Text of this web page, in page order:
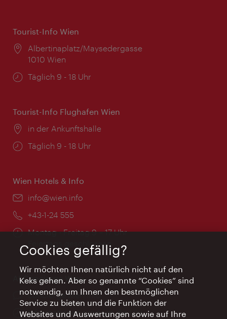
Tourist-Info Wien
Ort:
Albertinaplatz/Maysedergasse
1010 Wien
Öffnungszeiten:
Täglich 9 - 18 Uhr
Tourist-Info Flughafen Wien
Ort:
in der Ankunftshalle
Öffnungszeiten:
Täglich 9 - 18 Uhr
Wien Hotels & Info
Email:
info@wien.info
Telefon:
+43-1-24 555
Öffnungszeiten:
Montag - Freitag 9 – 17 Uhr
Feiertags geschlossen
AI Concierge Wien
Ort:
concierge.wien.info
Öffnungszeiten:
Informationen rund um die Uhr
Cookies gefällig?
Wir möchten Ihnen natürlich nicht auf den
Keks gehen. Aber so genannte “Cookies” sind
notwendig, um Ihnen den bestmöglichen
Service zu bieten und die Funktion der
Websites und Auswertungen sowie auf Ihre